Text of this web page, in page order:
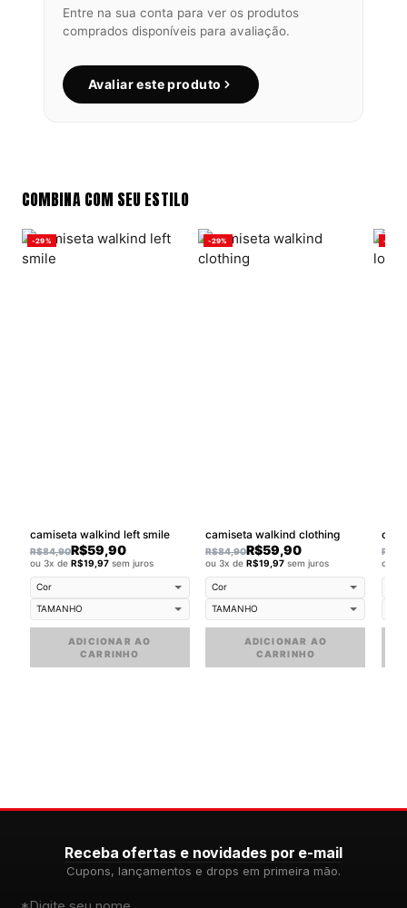
Entre na sua conta para ver os produtos
comprados disponíveis para avaliação.
Avaliar este produto
COMBINA COM SEU ESTILO
-29%
camiseta walkind left smile
R$84,90R$59,90
ou 3x de R$19,97sem juros
ADICIONAR AO
CARRINHO
-29%
camiseta walkind clothing
R$84,90R$59,90
ou 3x deR$19,97 sem juros
ADICIONAR AO
CARRINHO
-29%
R$
ou
Receba ofertas e novidades por e-mail
Cupons, lançamentos e drops em primeira mão.